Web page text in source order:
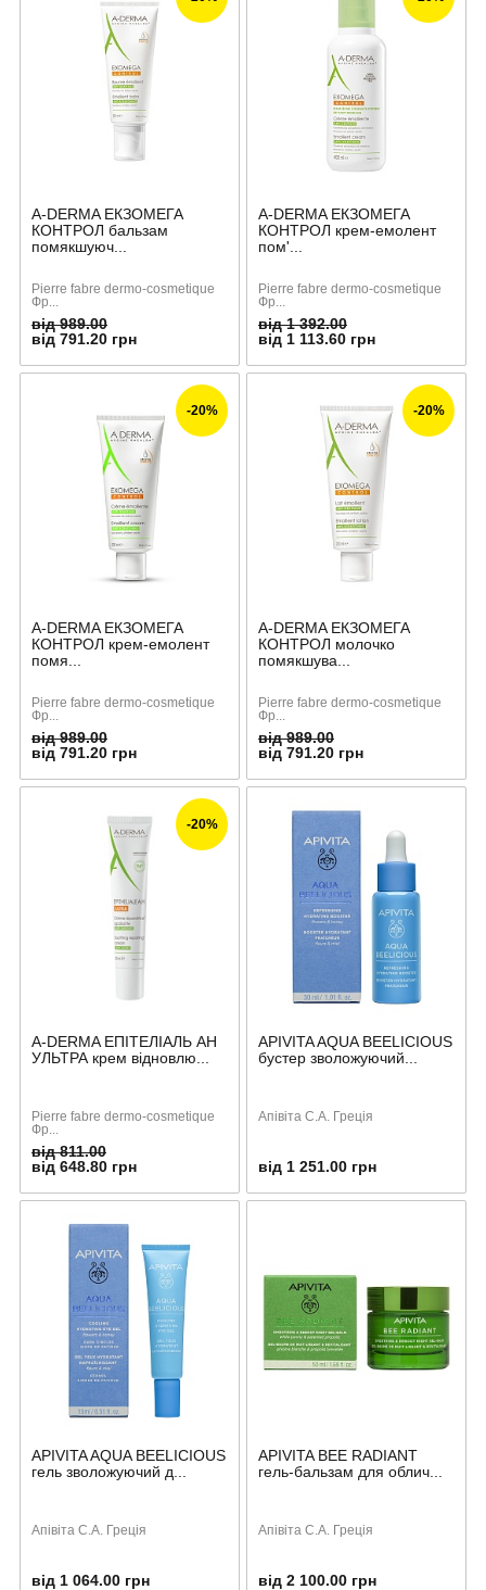
A-DERMA ЕКЗОМЕГА
КОНТРОЛ бальзам
помякшуюч...
Pierre fabre dermo-cosmetique
Фр...
від 989.00
від 791.20 грн
A-DERMA ЕКЗОМЕГА
КОНТРОЛ крем-емолент
пом'...
Pierre fabre dermo-cosmetique
Фр...
від 1 392.00
від 1 113.60 грн
-20%
A-DERMA ЕКЗОМЕГА
КОНТРОЛ крем-емолент
помя...
Pierre fabre dermo-cosmetique
Фр...
від 989.00
від 791.20 грн
-20%
A-DERMA ЕКЗОМЕГА
КОНТРОЛ молочко
помякшува...
Pierre fabre dermo-cosmetique
Фр...
від 989.00
від 791.20 грн
-20%
A-DERMA ЕПІТЕЛІАЛЬ АН
УЛЬТРА крем відновлю...
Pierre fabre dermo-cosmetique
Фр...
від 811.00
від 648.80 грн
APIVITA AQUA BEELICIOUS
бустер зволожуючий...
Апівіта С.А. Греція
від 1 251.00 грн
APIVITA AQUA BEELICIOUS
гель зволожуючий д...
Апівіта С.А. Греція
від 1 064.00 грн
APIVITA BEE RADIANT
гель-бальзам для облич...
Апівіта С.А. Греція
від 2 100.00 грн